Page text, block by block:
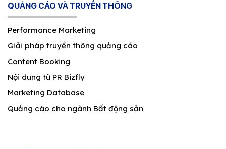
QUẢNG CÁO VÀ TRUYỀN THÔNG
Performance Marketing
Giải pháp truyền thông quảng cáo
Content Booking
Nội dung từ PR Bizfly
Marketing Database
Quảng cáo cho ngành Bất động sản